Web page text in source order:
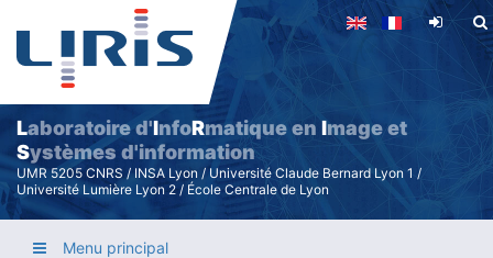
Aller
principal
Laboratoire d'InfoRmatique en Image et
Systèmes d'information
UMR 5205 CNRS / INSA Lyon / Université Claude Bernard Lyon 1 /
Université Lumière Lyon 2 / École Centrale de Lyon
Menu principal